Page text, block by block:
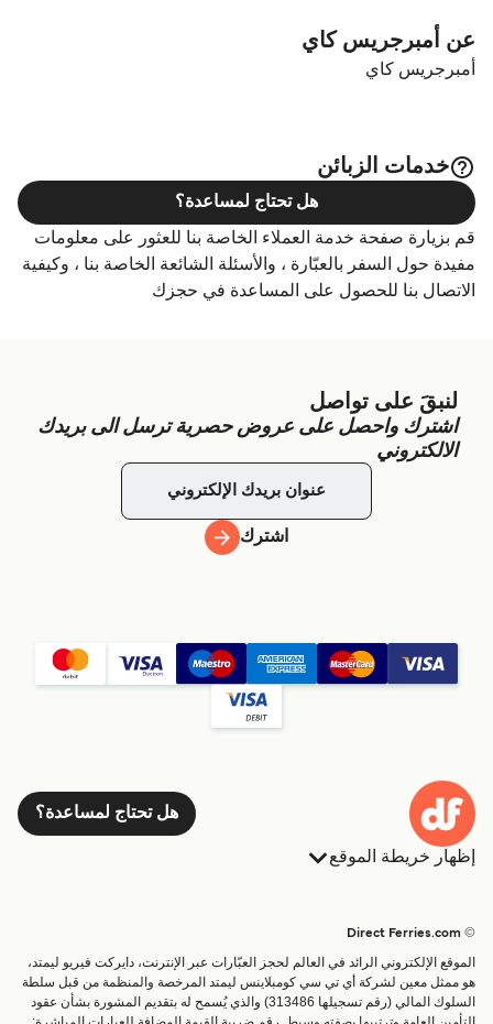
عن أمبرجريس كاي
أمبرجريس كاي
خدمات الزبائن
قم بزيارة صفحة خدمة العملاء الخاصة بنا للعثور على معلومات
مفيدة حول السفر بالعبّارة ، والأسئلة الشائعة الخاصة بنا ، وكيفية
الاتصال بنا للحصول على المساعدة في حجزك
هل تحتاج لمساعدة؟
لنبقَ على تواصل
اشترك واحصل على عروض حصرية ترسل الى بريدك
الالكتروني
اشترك
هل تحتاج لمساعدة؟
إظهار خريطة الموقع
البلدان
خدمات الزبائن
الباحث عن الرحلات والموانئ
تذاكر العبّارة
العبارات
شحن
عبارة صغيرة
الموقع الإلكتروني الرائد في العالم لحجز العبّارات عبر الإنترنت، دايركت فيريو ليمتد،
هو ممثل معين لشركة أي تي سي كومبلاينس ليمتد المرخصة والمنظمة من قبل سلطة
السلوك المالي (رقم تسجيلها 313486) والذي يُسمح له بتقديم المشورة بشأن عقود